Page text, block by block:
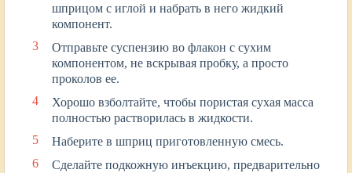
шприцом с иглой и набрать в него жидкий
компонент.
Отправьте суспензию во флакон с сухим
компонентом, не вскрывая пробку, а просто
проколов ее.
Хорошо взболтайте, чтобы пористая сухая масса
полностью растворилась в жидкости.
Наберите в шприц приготовленную смесь.
Сделайте подкожную инъекцию, предварительно